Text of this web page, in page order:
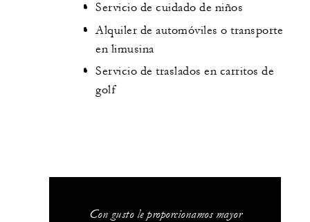
Servicio de cuidado de niños
Alquiler de automóviles o transporte
en limusina
Servicio de traslados en carritos de
golf
Con gusto le proporcionamos mayor